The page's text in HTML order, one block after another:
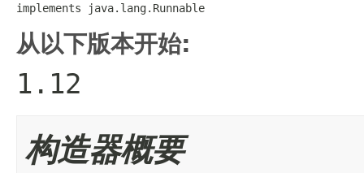
implements java.lang.Runnable
从以下版本开始:
1.12
构造器概要